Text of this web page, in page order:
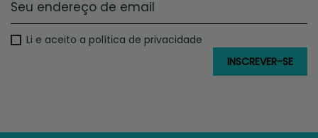
Li e aceito a política de privacidade